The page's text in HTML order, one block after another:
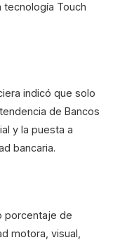
tecnología Touch
indicó que solo
de Bancos
y la puesta a
bancaria.
porcentaje de
motora, visual,